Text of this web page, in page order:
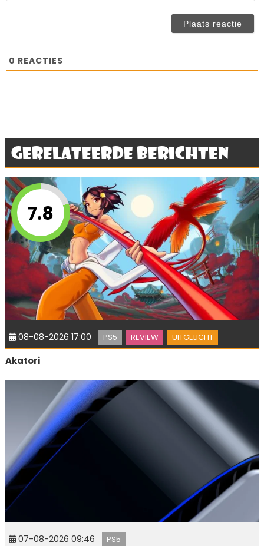
0 REACTIES
Gerelateerde berichten
7.8
08-08-2026 17:00 PS5 REVIEW UITGELICHT
Akatori
07-08-2026 09:46 PS5